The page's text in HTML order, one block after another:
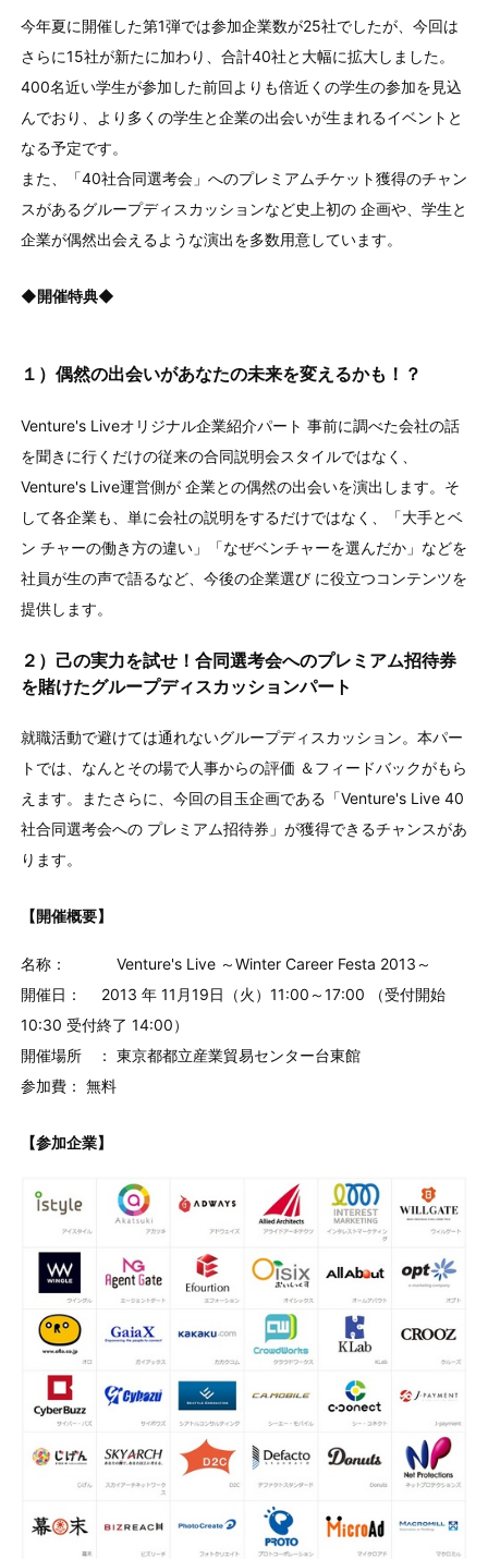
今年夏に開催した第1弾では参加企業数が25社でしたが、今回は
さらに15社が新たに加わり、合計40社と大幅に拡大しました。
400名近い学生が参加した前回よりも倍近くの学生の参加を見込
んでおり、より多くの学生と企業の出会いが生まれるイベントと
なる予定です。
また、「40社合同選考会」へのプレミアムチケット獲得のチャン
スがあるグループディスカッションなど史上初の 企画や、学生と
企業が偶然出会えるような演出を多数用意しています。
◆開催特典◆
１）偶然の出会いがあなたの未来を変えるかも！？
Venture's Liveオリジナル企業紹介パート 事前に調べた会社の話
を聞きに行くだけの従来の合同説明会スタイルではなく、
Venture's Live運営側が 企業との偶然の出会いを演出します。そ
して各企業も、単に会社の説明をするだけではなく、「大手とベ
ン チャーの働き方の違い」「なぜベンチャーを選んだか」などを
社員が生の声で語るなど、今後の企業選び に役立つコンテンツを
提供します。
２）己の実力を試せ！合同選考会へのプレミアム招待券
を賭けたグループディスカッションパート
就職活動で避けては通れないグループディスカッション。本パー
トでは、なんとその場で人事からの評価 ＆フィードバックがもら
えます。またさらに、今回の目玉企画である「Venture's Live 40
社合同選考会への プレミアム招待券」が獲得できるチャンスがあ
ります。
【開催概要】
名称： Venture's Live ～Winter Career Festa 2013～
開催日： 2013 年 11月19日（火）11:00～17:00 （受付開始
10:30 受付終了 14:00）
開催場所 ： 東京都都立産業貿易センター台東館
参加費： 無料
【参加企業】